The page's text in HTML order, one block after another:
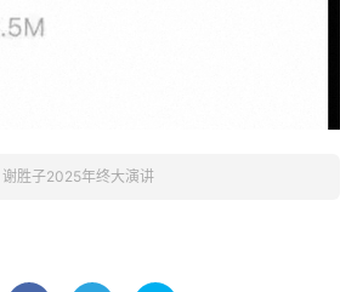
谢胜子2025年终大演讲